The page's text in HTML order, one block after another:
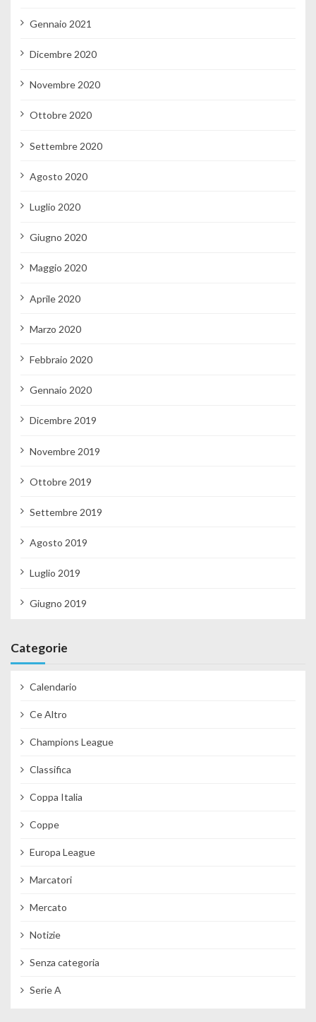
Gennaio 2021
Dicembre 2020
Novembre 2020
Ottobre 2020
Settembre 2020
Agosto 2020
Luglio 2020
Giugno 2020
Maggio 2020
Aprile 2020
Marzo 2020
Febbraio 2020
Gennaio 2020
Dicembre 2019
Novembre 2019
Ottobre 2019
Settembre 2019
Agosto 2019
Luglio 2019
Giugno 2019
Categorie
Calendario
Ce Altro
Champions League
Classifica
Coppa Italia
Coppe
Europa League
Marcatori
Mercato
Notizie
Senza categoria
Serie A